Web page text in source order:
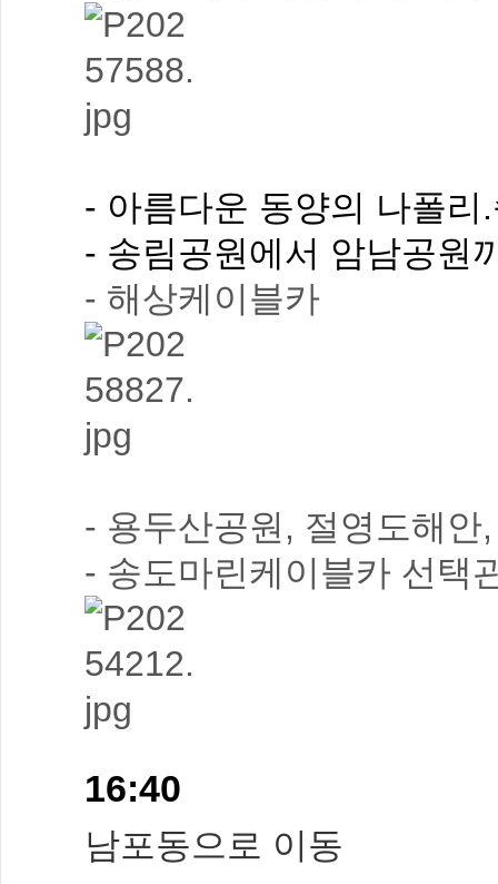
- 아름다운 동양의 나폴리
- 송림공원에서 암남공원
- 해상케이블카
- 용두산공원, 절영도해
- 송도마린케이블카 선택
16:40
남포동으로 이동